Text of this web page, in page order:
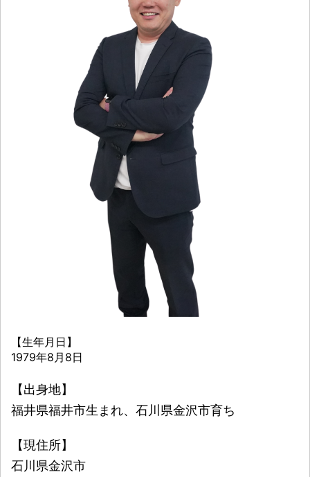
【生年月日】
1979年8月8日
【出身地】
福井県福井市生まれ、石川県金沢市育ち
【現住所】
石川県金沢市